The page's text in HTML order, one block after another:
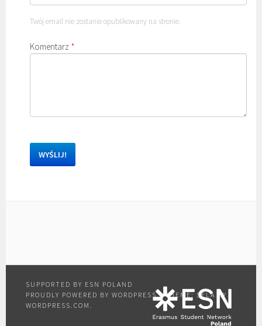
Twój email nie zostanie opublikowany na stronie.
Komentarz *
PROUDLY POWERED BY WORDPRESS |THEME: SELA BY
WORDPRESS.COM